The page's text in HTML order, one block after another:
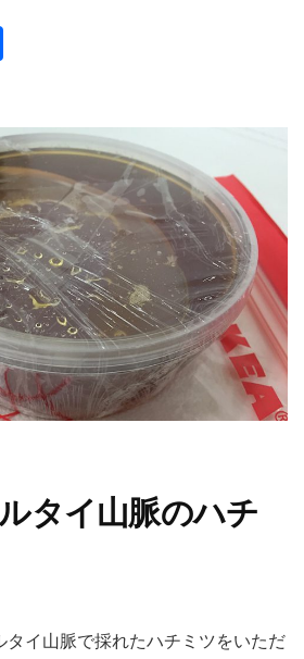
タイ山脈のハチ
タイ山脈で採れたハチミツをいただ